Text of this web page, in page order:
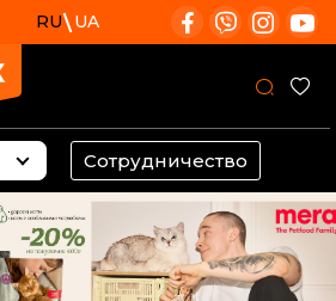
RU UA
Сотрудничество